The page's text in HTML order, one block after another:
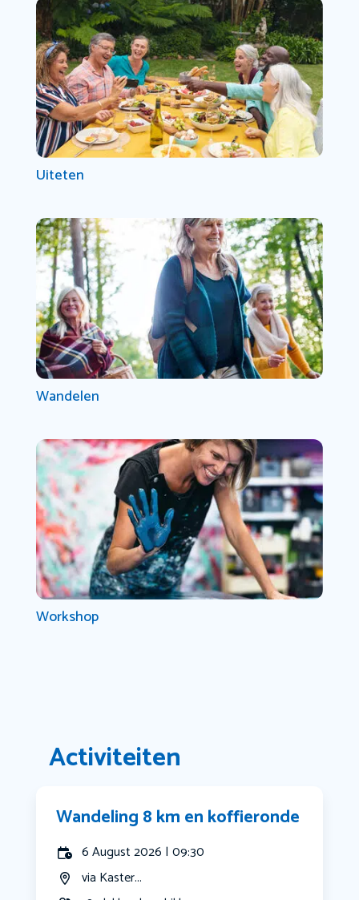
Uiteten
Wandelen
Workshop
Activiteiten
Wandeling 8 km en koffieronde
6 August 2026 | 09:30
via Kaster...